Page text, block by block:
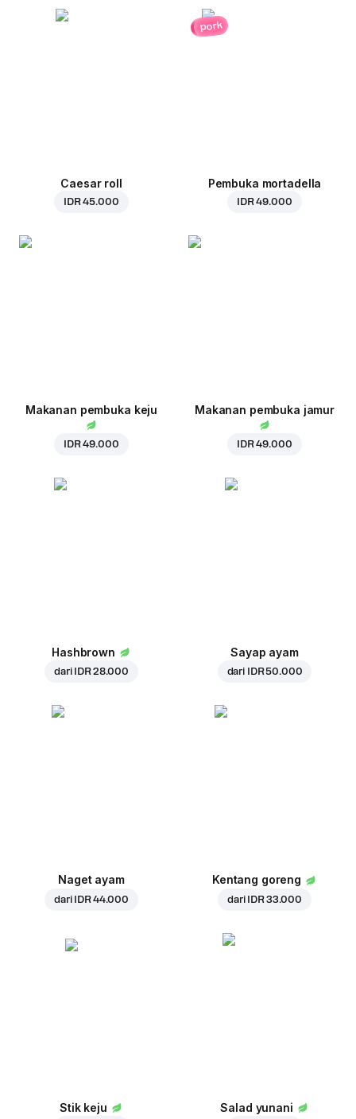
Caesar roll
IDR 45.000
pork
Pembuka mortadella
IDR 49.000
Makanan pembuka keju
IDR 49.000
Makanan pembuka jamur
IDR 49.000
Hashbrown
dari IDR 28.000
Sayap ayam
dari IDR 50.000
Naget ayam
dari IDR 44.000
Kentang goreng
dari IDR 33.000
Stik keju Salad yunani